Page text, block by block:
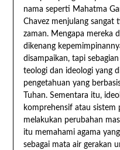
nama seperti Mahatma
Chavez menjulang sangat
zaman. Mengapa mereka
dikenang
disampaikan, tapi
teologi dan ideologi yang
pengetahuan yang
Tuhan. Sementara itu,
komprehensif atau
melakukan perubahan
itu memahami agama
sebagai mata air gerakan